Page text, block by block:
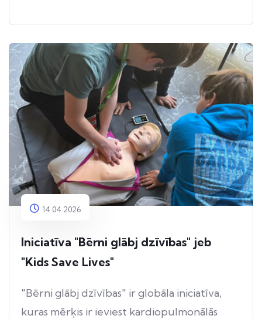
14.04.2026
Iniciatīva "Bērni glābj dzīvības" jeb
"Kids Save Lives"
"Bērni glābj dzīvības" ir globāla iniciatīva,
kuras mērķis ir ieviest kardiopulmonālās